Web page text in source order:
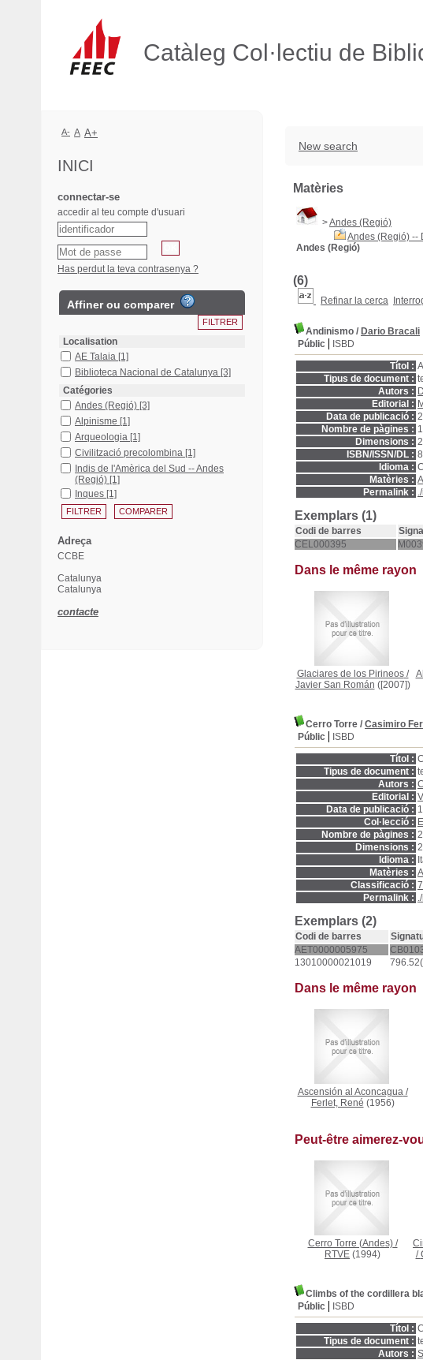
Catàleg Col·lectiu de
New search
Matèries
>Andes (Regió)
Andes (Regió) --
Andes (Regió)
(6)
Refinar la cerca
Andinismo / Dario Bracali
Públic
ISBD
Títol :
Tipus de document :
Autors :
Editorial :
Data de publicació :
Nombre de pàgines :
Dimensions :
ISBN/ISSN/DL :
Idioma :
Matèries :
Permalink :
Exemplars (1)
Codi de barres
CEL000395
Dans le même rayon
Glaciares de los Pirineos/
Javier San Román ([2007])
Cerro Torre / Casimiro
Públic
ISBD
Títol :
Tipus de document :
Autors :
Editorial :
Data de publicació :
Col·lecció :
Nombre de pàgines :
Dimensions :
Idioma :
Matèries :
Classificació :
Permalink :
Exemplars (2)
Codi de barres
AET0000005975
13010000021019
Dans le même rayon
Ascensión al Aconcagua/
Ferlet, René (1956)
Peut-être aimerez-
Cerro Torre (Andes)/
RTVE (1994)
/
Climbs of the cordillera
Públic
ISBD
Títol :
Tipus de document :
Autors :
A- A A+
INICI
connectar-se
accedir al teu compte d'usuari
Has perdut la teva contrasenya ?
Affiner ou comparer
Localisation
AE Talaia [1]
Biblioteca Nacional de Catalunya [3]
Catégories
Andes (Regió) [3]
Alpinisme [1]
Arqueologia [1]
Civilització precolombina [1]
Indis de l'Amèrica del Sud -- Andes
(Regió) [1]
Inques [1]
Adreça
CCBE
Catalunya
Catalunya
contacte